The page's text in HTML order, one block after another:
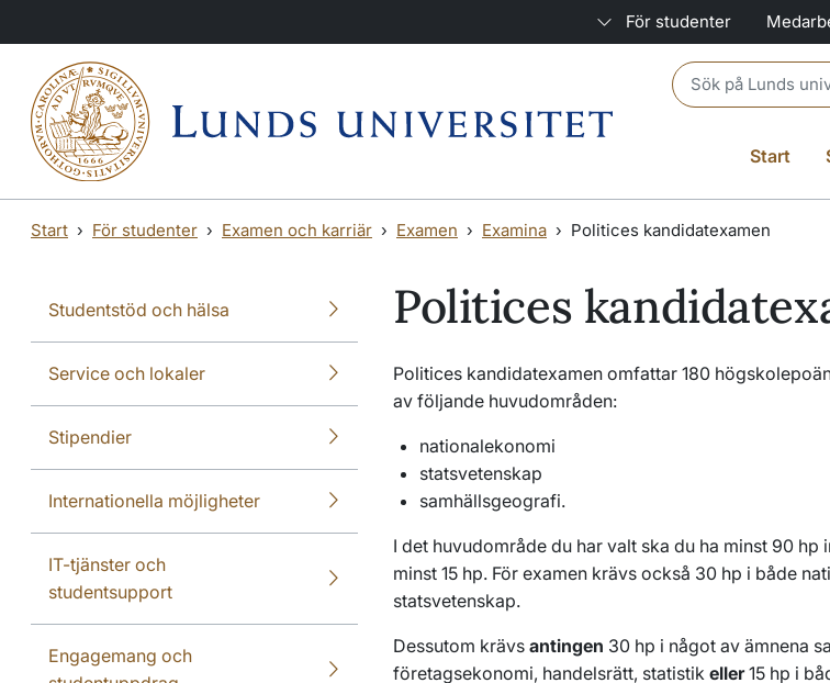
För studenter
Header search
Start
Start För studenter Examen och karriär Examen Examina Politices kandidatexamen
Studentstöd och hälsa
Service och lokaler
Stipendier
Internationella möjligheter
IT-tjänster och
studentsupport
Engagemang och
Politices
Politices kandidatexamen omfattar 180
av följande huvudområden:
nationalekonomi
statsvetenskap
samhällsgeografi.
I det huvudområde du har valt ska du ha minst 90 hp
minst 15 hp. För examen krävs också 30 hp i både
statsvetenskap.
Dessutom krävs antingen 30 hp i något av ämnena
företagsekonomi, handelsrätt, statistik eller15 hp i